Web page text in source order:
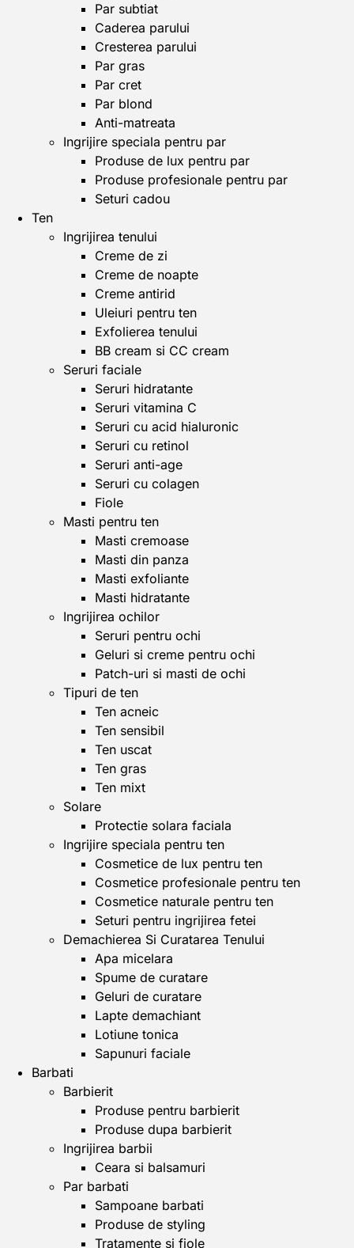
Par subtiat
Caderea parului
Cresterea parului
Par gras
Par cret
Par blond
Anti-matreata
Ingrijire speciala pentru par
Produse de lux pentru par
Produse profesionale pentru par
Seturi cadou
Ten
Ingrijirea tenului
Creme de zi
Creme de noapte
Creme antirid
Uleiuri pentru ten
Exfolierea tenului
BB cream si CC cream
Seruri faciale
Seruri hidratante
Seruri vitamina C
Seruri cu acid hialuronic
Seruri cu retinol
Seruri anti-age
Seruri cu colagen
Fiole
Masti pentru ten
Masti cremoase
Masti din panza
Masti exfoliante
Masti hidratante
Ingrijirea ochilor
Seruri pentru ochi
Geluri si creme pentru ochi
Patch-uri si masti de ochi
Tipuri de ten
Ten acneic
Ten sensibil
Ten uscat
Ten gras
Ten mixt
Solare
Protectie solara faciala
Ingrijire speciala pentru ten
Cosmetice de lux pentru ten
Cosmetice profesionale pentru ten
Cosmetice naturale pentru ten
Seturi pentru ingrijirea fetei
Demachierea Si Curatarea Tenului
Apa micelara
Spume de curatare
Geluri de curatare
Lapte demachiant
Lotiune tonica
Sapunuri faciale
Barbati
Barbierit
Produse pentru barbierit
Produse dupa barbierit
Ingrijirea barbii
Ceara si balsamuri
Par barbati
Sampoane barbati
Produse de styling
Tratamente si fiole